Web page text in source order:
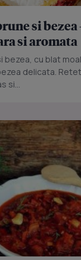
si bezea
si aromata
bezea, cu blat
delicata.
si...